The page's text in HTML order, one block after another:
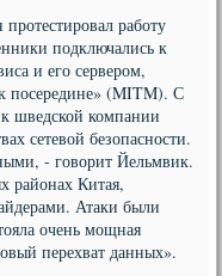
работу
подключались к
и его сервером,
посередине» (MITM). С
шведской компании
сетевой безопасности.
- говорит Йельмвик.
районах Китая,
Атаки были
очень мощная
перехват данных».